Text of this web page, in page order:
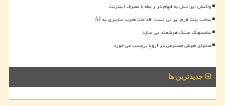
واکنش ایرانسل به ابهام در رابطه با مصرف اینترنت
ساخت پلت فرم ایرانی تست اقدامات مخرب سایبری به AI
سامسونگ عینک هوشمند می سازد
محتوای هوش مصنوعی در اروپا برچسب می خورد
جدیدترین ها